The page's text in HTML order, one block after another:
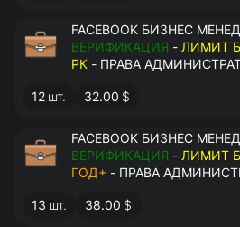
FACEBOOK БИЗНЕС
ВЕРИФИКАЦИЯ - ЛИМИТ
РК - ПРАВА
12 шт. 32.00 $
FACEBOOK БИЗНЕС
ВЕРИФИКАЦИЯ - ЛИМИТ
ГОД+ - ПРАВА
13 шт. 38.00 $